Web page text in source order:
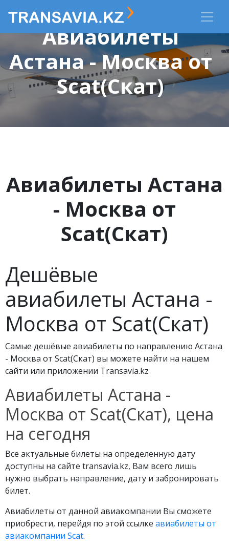
Авиабилеты
Астана - Москва от
Scat(Скат)
Авиабилеты Астана
- Москва от
Scat(Скат)
Дешёвые
авиабилеты Астана -
Москва от Scat(Скат)
Самые дешёвые авиабилеты по направлению Астана
- Москва от Scat(Скат) вы можете найти на нашем
сайти или приложении Transavia.kz
Авиабилеты Астана -
Москва от Scat(Скат), цена
на сегодня
Все актуальные билеты на определенную дату
доступны на сайте transavia.kz, Вам всего лишь
нужно выбрать направление, дату и забронировать
билет.
Авиабилеты от данной авиакомпании Вы сможете
приобрести, перейдя по этой ссылке авиабилеты от
авиакомпании Scat.